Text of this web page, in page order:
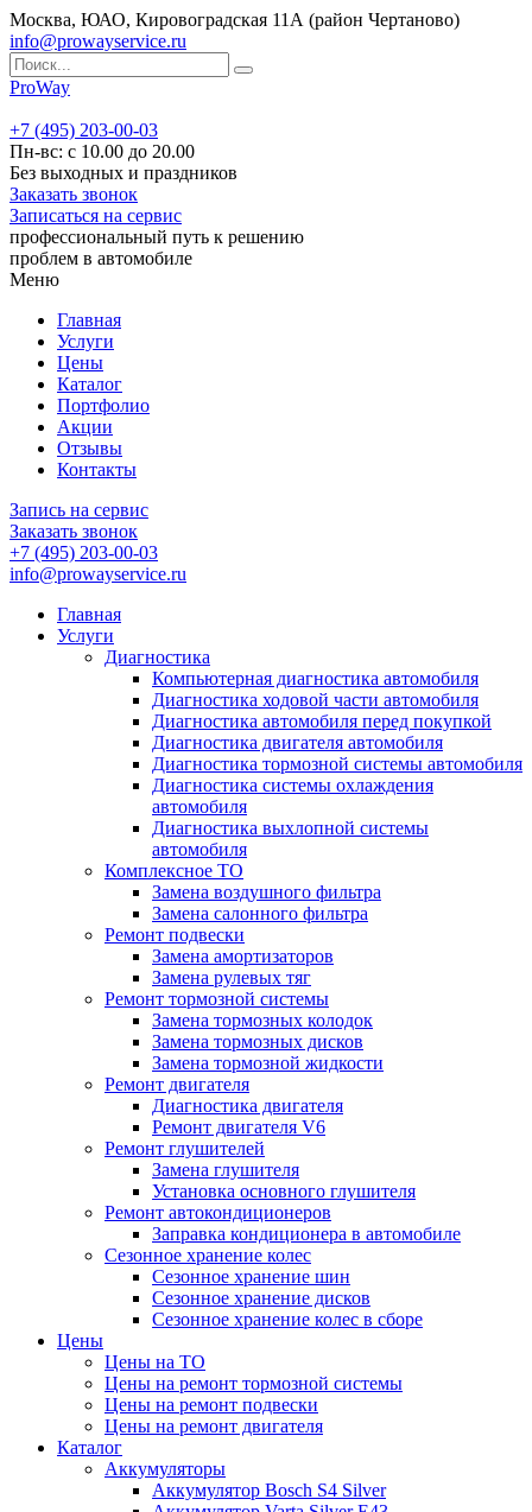
Москва, ЮАО, Кировоградская 11А (район Чертаново)
info@prowayservice.ru
ProWay
+7 (495) 203-00-03
Пн-вс: с 10.00 до 20.00
Без выходных и праздников
Заказать звонок
Записаться на сервис
профессиональный путь к решению
проблем в автомобиле
Меню
Главная
Услуги
Цены
Каталог
Портфолио
Акции
Отзывы
Контакты
Запись на сервис
Заказать звонок
+7 (495) 203-00-03
info@prowayservice.ru
Главная
Услуги
Диагностика
Компьютерная диагностика автомобиля
Диагностика ходовой части автомобиля
Диагностика автомобиля перед покупкой
Диагностика двигателя автомобиля
Диагностика тормозной системы автомобиля
Диагностика системы охлаждения
автомобиля
Диагностика выхлопной системы
автомобиля
Комплексное ТО
Замена воздушного фильтра
Замена салонного фильтра
Ремонт подвески
Замена амортизаторов
Замена рулевых тяг
Ремонт тормозной системы
Замена тормозных колодок
Замена тормозных дисков
Замена тормозной жидкости
Ремонт двигателя
Диагностика двигателя
Ремонт двигателя V6
Ремонт глушителей
Замена глушителя
Установка основного глушителя
Ремонт автокондиционеров
Заправка кондиционера в автомобиле
Сезонное хранение колес
Сезонное хранение шин
Сезонное хранение дисков
Сезонное хранение колес в сборе
Цены
Цены на ТО
Цены на ремонт тормозной системы
Цены на ремонт подвески
Цены на ремонт двигателя
Каталог
Аккумуляторы
Аккумулятор Bosch S4 Silver